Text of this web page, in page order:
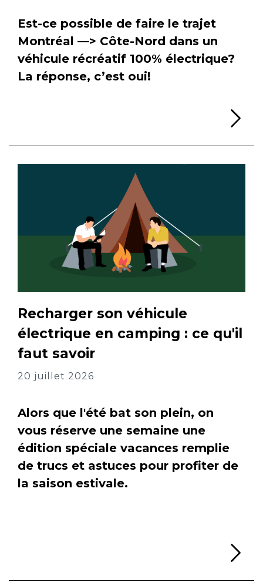
Est-ce possible de faire le trajet
Montréal —> Côte-Nord dans un
véhicule récréatif 100% électrique?
La réponse, c’est oui!
Recharger son véhicule
électrique en camping : ce qu'il
faut savoir
20 juillet 2026
Alors que l'été bat son plein, on
vous réserve une semaine une
édition spéciale vacances remplie
de trucs et astuces pour profiter de
la saison estivale.